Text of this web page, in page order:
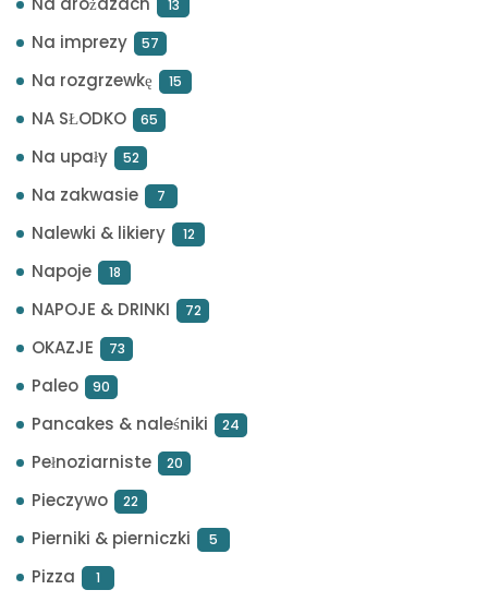
13
Na imprezy 57
Na rozgrzewkę 15
NA SŁODKO 65
Na upały 52
Na zakwasie 7
Nalewki & likiery 12
Napoje 18
NAPOJE & DRINKI 72
OKAZJE 73
Paleo 90
Pancakes & naleśniki 24
Pełnoziarniste 20
Pieczywo 22
Pierniki & pierniczki 5
Pizza 1